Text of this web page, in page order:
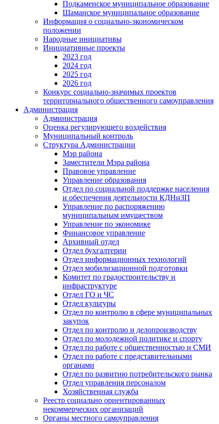
Подкаменское муниципальное образование
Шаманское муниципальное образование
Информация о социально-экономическом
положении
Народные инициативы
Инициативные проекты
2023 год
2024 год
2025 год
2026 год
Конкурс социально-значимых проектов
территориального общественного самоуправления
Администрация
Администрация
Оценка регулирующего воздействия
Муниципальный контроль
Структура Администрации
Мэр района
Заместители Мэра района
Правовое управление
Управление образования
Отдел по социальной поддержке населения
и обеспечения деятельности КДНиЗП
Управление по распоряжению
муниципальным имуществом
Управление по экономике
Финансовое управление
Архивный отдел
Отдел бухгалтерии
Отдел информационных технологий
Отдел мобилизационной подготовки
Комитет по градостроительству и
инфраструктуре
Отдел ГО и ЧС
Отдел культуры
Отдел по контролю в сфере муниципальных
закупок
Отдел по контролю и делопроизводству
Отдел по молодежной политике и спорту
Отдел по работе с общественностью и СМИ
Отдел по работе с представительными
органами
Отдел по развитию потребительского рынка
Отдел управления персоналом
Хозяйственная служба
Реестр социально ориентированных
некоммерческих организаций
Органы местного самоуправления